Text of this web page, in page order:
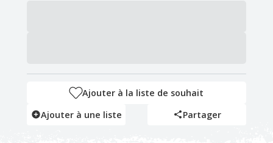
Ajouter à la liste de souhait
Ajouter à une liste
Partager